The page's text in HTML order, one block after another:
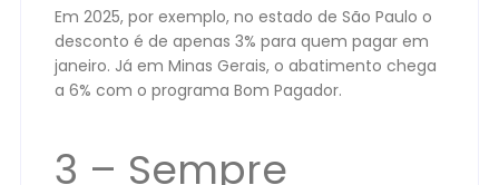
Em 2025, por exemplo, no estado de São Paulo o
desconto é de apenas 3% para quem pagar em
janeiro. Já em Minas Gerais, o abatimento chega
a 6% com o programa Bom Pagador.
3 – Sempre